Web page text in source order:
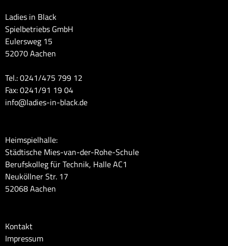
Ladies in Black
Spielbetriebs GmbH
Eulersweg 15
52070 Aachen
Tel.: 0241/475 799 12
Fax: 0241/91 19 04
info@ladies-in-black.de
Heimspielhalle:
Städtische Mies-van-der-Rohe-Schule
Berufskolleg für Technik, Halle AC1
Neuköllner Str. 17
52068 Aachen
Kontakt
Impressum